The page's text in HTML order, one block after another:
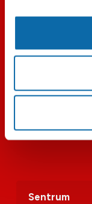
Sentrum